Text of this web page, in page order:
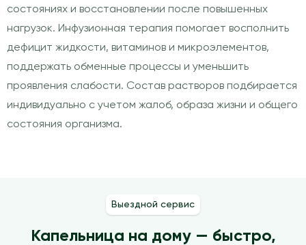
состояниях и восстановлении после повышенных
нагрузок. Инфузионная терапия помогает восполнить
дефицит жидкости, витаминов и микроэлементов,
поддержать обменные процессы и уменьшить
проявления слабости. Состав растворов подбирается
индивидуально с учетом жалоб, образа жизни и общего
состояния организма.
Выездной сервис
Капельница на дому — быстро,